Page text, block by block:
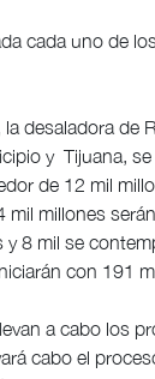
cada uno de
la desaladora de
y Tijuana,
de 12 mil
mil millones
y 8 mil se
con 191
a cabo los
cabo el